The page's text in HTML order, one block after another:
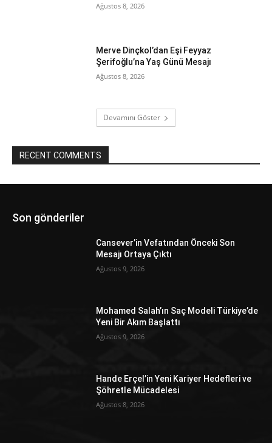
Ağustos 8, 2026
Merve Dinçkol’dan Eşi Feyyaz
Şerifoğlu’na Yaş Günü Mesajı
Ağustos 8, 2026
Devamını Göster
RECENT COMMENTS
Son gönderiler
Cansever’in Vefatından Önceki Son
Mesajı Ortaya Çıktı
Ağustos 9, 2026
Mohamed Salah’ın Saç Modeli Türkiye’de
Yeni Bir Akım Başlattı
Ağustos 9, 2026
Hande Erçel’in Yeni Kariyer Hedefleri ve
Şöhretle Mücadelesi
Ağustos 8, 2026